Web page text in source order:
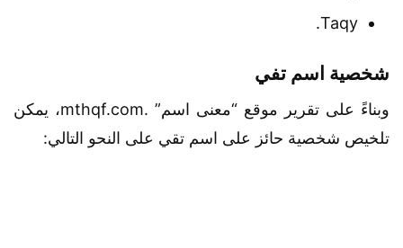
Taqy.
شخصية اسم تفي
وبناءً على تقرير موقع “معنى اسم” .mthqf.com، يمكن
تلخيص شخصية حائز على اسم تقي على النحو التالي: